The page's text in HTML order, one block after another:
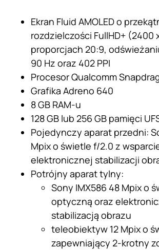
Ekran Fluid AMOLED o
rozdzielczości FullHD+ (2400
proporcjach 20:9,
90 Hz oraz 402 PPI
Procesor Qualcomm
Grafika Adreno 640
8 GB RAM-u
128 GB lub 256 GB pamięci
Pojedynczy aparat przedni:
Mpix o świetle f/2.0 z
elektronicznej stabilizacji
Potrójny aparat tylny:
Sony IMX586 48 Mpix o
optyczną oraz
stabilizacją obrazu
teleobiektyw 12 Mpix o
zapewniający 2-krotny